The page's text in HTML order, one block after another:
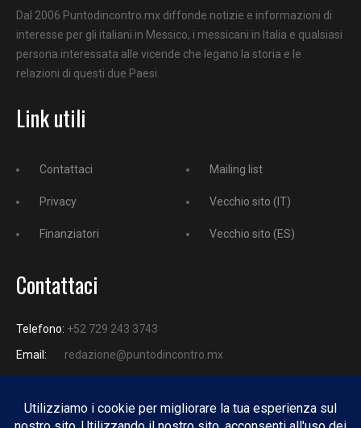
Dal 2006 Puntodincontro.mx diffonde notizie e informazioni di
interesse per gli italiani in Messico, i messicani in Italia e qualsiasi
persona interessata alle vicende che legano la storia e le
relazioni di questi due Paesi.
Link utili
Contattaci
Privacy
Finanziatori
Mailing list
Vecchio sito (IT)
Vecchio sito (ES)
Contattaci
Telefono: +52 729 243 3743
Email:
redazione@puntodincontro.mx
PUNTODINCONTRO